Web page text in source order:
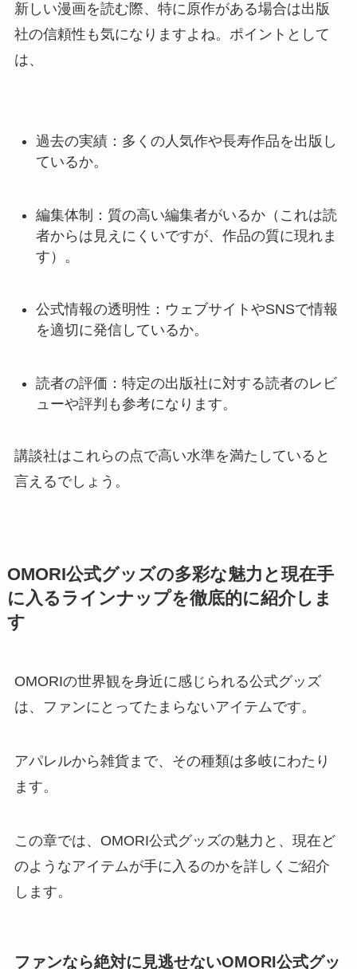
新しい漫画を読む際、特に原作がある場合は出版
社の信頼性も気になりますよね。ポイントとして
は、
過去の実績：多くの人気作や長寿作品を出版し
ているか。
編集体制：質の高い編集者がいるか（これは読
者からは見えにくいですが、作品の質に現れま
す）。
公式情報の透明性：ウェブサイトやSNSで情報
を適切に発信しているか。
読者の評価：特定の出版社に対する読者のレビ
ューや評判も参考になります。
講談社はこれらの点で高い水準を満たしていると
言えるでしょう。
OMORI公式グッズの多彩な魅力と現在手
に入るラインナップを徹底的に紹介しま
す
OMORIの世界観を身近に感じられる公式グッズ
は、ファンにとってたまらないアイテムです。
アパレルから雑貨まで、その種類は多岐にわたり
ます。
この章では、OMORI公式グッズの魅力と、現在ど
のようなアイテムが手に入るのかを詳しくご紹介
します。
ファンなら絶対に見逃せないOMORI公式グッ